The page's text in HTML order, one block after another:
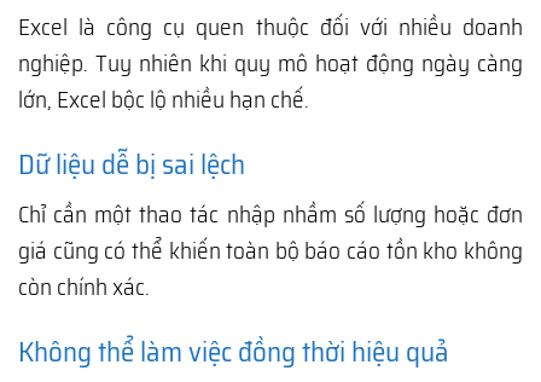
Excel là công cụ quen thuộc đối với nhiều doanh
nghiệp. Tuy nhiên khi quy mô hoạt động ngày càng
lớn, Excel bộc lộ nhiều hạn chế.
Dữ liệu dễ bị sai lệch
Chỉ cần một thao tác nhập nhầm số lượng hoặc đơn
giá cũng có thể khiến toàn bộ báo cáo tồn kho không
còn chính xác.
Không thể làm việc đồng thời hiệu quả